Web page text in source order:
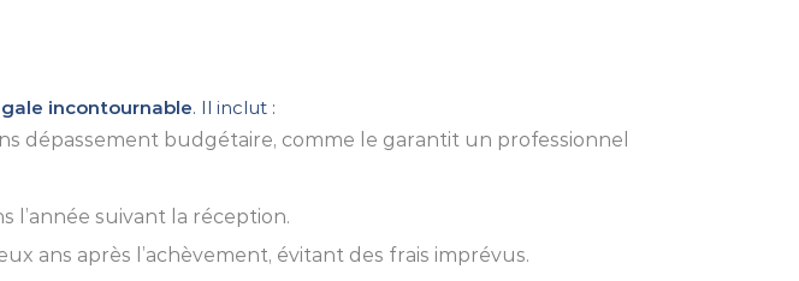
incontournable. Il inclut :
dépassement budgétaire, comme le garantit un professionnel
l’année suivant la réception.
ans après l’achèvement, évitant des frais imprévus.